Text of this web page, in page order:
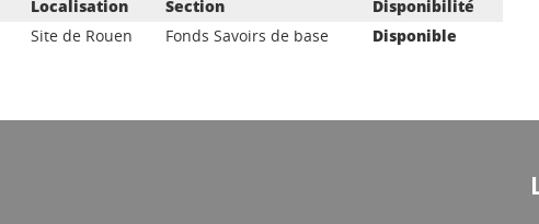
Localisation Section
Disponibilité
Site de Rouen Fonds Savoirs de base Disponible